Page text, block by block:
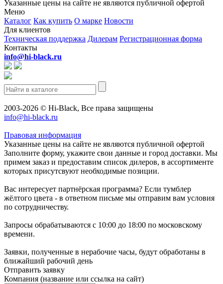
Указанные цены на сайте не являются публичной офертой
Меню
Каталог Как купить О марке Новости
Для клиентов
Техническая поддержка Дилерам Регистрационная форма
Контакты
info@hi-black.ru
2003-2026 © Hi-Black, Все права защищены
info@hi-black.ru
Правовая информация
Указанные цены на сайте не являются публичной офертой
Заполните форму, укажите свои данные и город доставки. Мы
примем заказ и предоставим список дилеров, в ассортименте
которых присутсвуют необходимые позиции.
Вас интересует партнёрская программа? Если тумблер
жёлтого цвета - в ответном письме мы отправим вам условия
по сотрудничеству.
Запросы обрабатываются с 10:00 до 18:00 по московскому
времени.
Заявки, полученные в нерабочие часы, будут обработаны в
ближайший рабочий день
Отправить заявку
Компания (название или ссылка на сайт)